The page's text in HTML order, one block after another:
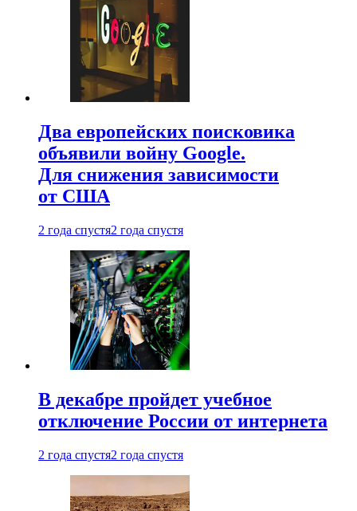
Два европейских поисковика
объявили войну Google.
Для снижения зависимости
от США
2 года спустя2 года спустя
В декабре пройдет учебное
отключение России от интернета
2 года спустя2 года спустя